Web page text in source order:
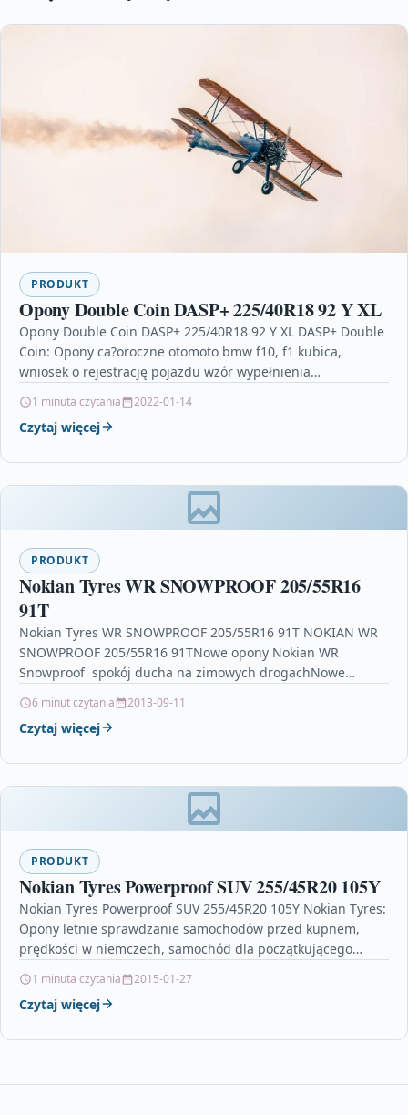
PRODUKT
Opony Double Coin DASP+ 225/40R18 92 Y XL
Opony Double Coin DASP+ 225/40R18 92 Y XL DASP+ Double
Coin: Opony ca?oroczne otomoto bmw f10, f1 kubica,
wniosek o rejestrację pojazdu wzór wypełnienia…
1 minuta czytania 2022-01-14
Czytaj więcej
PRODUKT
Nokian Tyres WR SNOWPROOF 205/55R16
91T
Nokian Tyres WR SNOWPROOF 205/55R16 91T NOKIAN WR
SNOWPROOF 205/55R16 91TNowe opony Nokian WR
Snowproof  spokój ducha na zimowych drogachNowe
6 minut czytania 2013-09-11
Czytaj więcej
PRODUKT
Nokian Tyres Powerproof SUV 255/45R20 105Y
Nokian Tyres Powerproof SUV 255/45R20 105Y Nokian Tyres:
Opony letnie sprawdzanie samochodów przed kupnem,
prędkości w niemczech, samochód dla początkującego
1 minuta czytania 2015-01-27
Czytaj więcej